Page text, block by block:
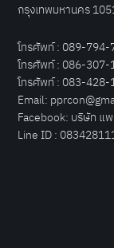
กรุงเทพมหานคร
โทรศัพท์ : 089-794-
โทรศัพท์ : 086-307-
โทรศัพท์ : 083-428-
Email:
Facebook: บริษัท แ
Line ID :